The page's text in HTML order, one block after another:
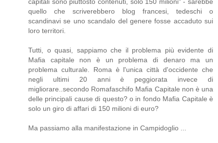
capitali sono piuttosto contenuti, solo 150 milioni" - sarebbe
quello che scriverebbero blog francesi, tedeschi o
scandinavi se uno scandalo del genere fosse accaduto sui
loro territori.
Tutti, o quasi, sappiamo che il problema più evidente di
Mafia capitale non è un problema di denaro ma un
problema culturale. Roma è l'unica città d'occidente che
negli ultimi 20 anni è peggiorata invece di
migliorare..secondo Romafaschifo Mafia Capitale non è una
delle principali cause di questo? o in fondo Mafia Capitale è
solo un giro di affari di 150 milioni di euro?
Ma passiamo alla manifestazione in Campidoglio ...